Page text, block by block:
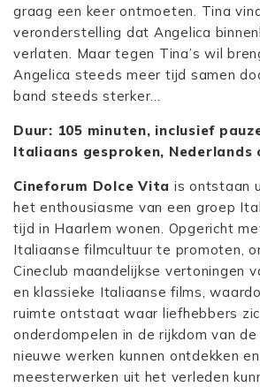
graag een keer ontmoeten. Tina
veronderstelling dat Angelica
verlaten. Maar tegen Tina’s wil
Angelica steeds meer tijd samen
band steeds sterker…
Duur: 105 minuten, inclusief
Italiaans gesproken,
Cineforum Dolce Vita is ontstaan
het enthousiasme van een groep
tijd in Haarlem wonen. Opgericht
Italiaanse filmcultuur te promoten,
Cineclub maandelijkse vertoningen
en klassieke Italiaanse films,
ruimte ontstaat waar liefhebbers
onderdompelen in de rijkdom van
nieuwe werken kunnen ontdekken
meesterwerken uit het verleden